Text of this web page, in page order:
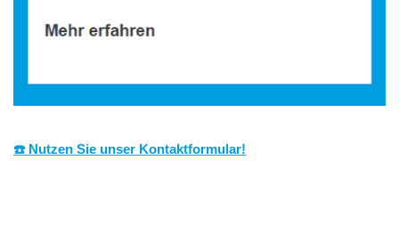
☎️ Nutzen Sie unser Kontaktformular!